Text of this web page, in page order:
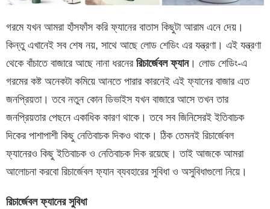
গরমে যখন আমরা হাঁসফাঁস করি ফ্যানের বাতাস কিছুটা আরাম এনে দেয়।
কিন্তু এখানেই সব শেষ নয়, সাথে আছে লোড শেডিং এর যন্ত্রণা। এই যন্ত্রণা
থেকে বাঁচাতে বাজারে আছে নানা ধরনের রিচার্জেবল ফ্যান। লোড শেডিং-এ
গরমের কষ্ট অনেকটা কমিয়ে আনতে পারার কারনেই এই ফ্যানের বাজার এত
জনপ্রিয়তা। তবে নতুন কোন ডিভাইস যখন বাজারে আসে তখন তার
জনপ্রিয়তার পেছনে একাধিক কারণ থাকে। তবে সব জিনিসেরই ইতিবাচক
দিকের পাশাপাশী কিছু নেতিবাচক দিকও থাকে। ঠিক তেমনই রিচার্জেবল
ফ্যানেরও কিছু ইতিবাচক ও নেতিবাচক দিক রয়েছে। তাই আজকে আমরা
আলোচনা করবো রিচার্জেবল ফ্যান ব্যবহারের সুবিধা ও অসুবিধাগুলো নিয়ে।
রিচার্জেবল ফ্যানের সুবিধা